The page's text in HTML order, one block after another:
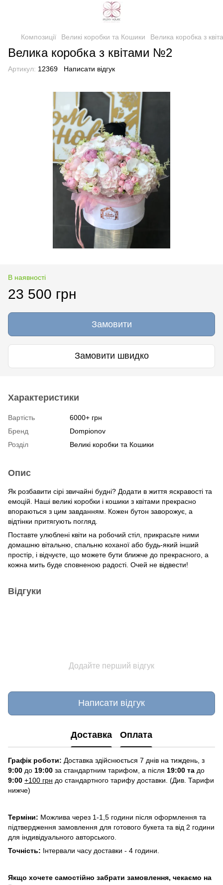
Композиції Великі коробки та Кошики Велика коробка з
Велика коробка з квітами №2
Артикул: 12369 Написати відгук
В наявності
23 500 грн
Замовити
Замовити швидко
Характеристики
Вартість
6000+ грн
Бренд
Dompionov
Розділ
Великі коробки та Кошики
Опис
Як розбавити сірі звичайні будні? Додати в життя яскравості та
емоцій. Наші великі коробки і кошики з квітами прекрасно
впораються з цим завданням. Кожен бутон заворожує, а
відтінки притягують погляд.
Поставте улюблені квіти на робочий стіл, прикрасьте ними
домашню вітальню, спальню коханої або будь-який інший
простір, і відчуєте, що можете бути ближче до прекрасного, а
кожна мить буде сповненою радості. Очей не відвести!
Відгуки
Додайте перший відгук
Написати відгук
Доставка Оплата
Графік роботи: Доставка здійснюється 7 днів на тиждень, з
9:00 до 19:00 за стандартним тарифом, а після 19:00 та до
9:00 +100 грн до стандартного тарифу доставки. (Див. Тарифи
нижче)
Терміни: Можлива через 1-1,5 години після оформлення та
підтвердження замовлення для готового букета та від 2 години
для індивідуального авторського.
Точність: Інтервали часу доставки - 4 години.
Якщо хочете самостійно забрати замовлення, чекаємо на